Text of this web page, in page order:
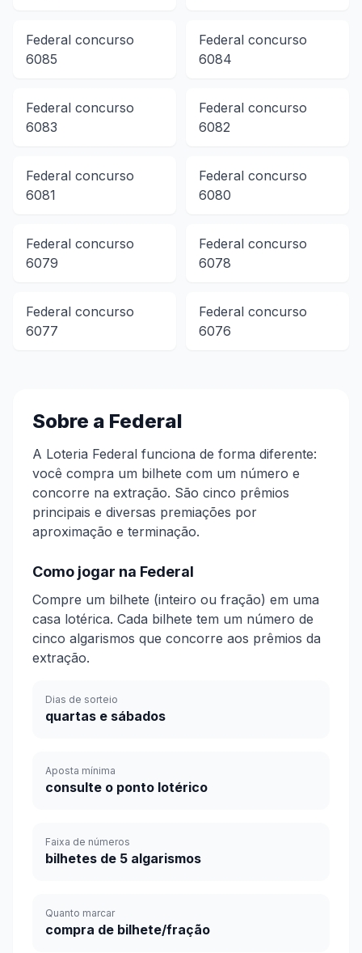
Federal concurso
6085
Federal concurso
6084
Federal concurso
6083
Federal concurso
6082
Federal concurso
6081
Federal concurso
6080
Federal concurso
6079
Federal concurso
6078
Federal concurso
6077
Federal concurso
6076
Sobre a Federal
A Loteria Federal funciona de forma diferente:
você compra um bilhete com um número e
concorre na extração. São cinco prêmios
principais e diversas premiações por
aproximação e terminação.
Como jogar na Federal
Compre um bilhete (inteiro ou fração) em uma
casa lotérica. Cada bilhete tem um número de
cinco algarismos que concorre aos prêmios da
extração.
Dias de sorteio
quartas e sábados
Aposta mínima
consulte o ponto lotérico
Faixa de números
bilhetes de 5 algarismos
Quanto marcar
compra de bilhete/fração